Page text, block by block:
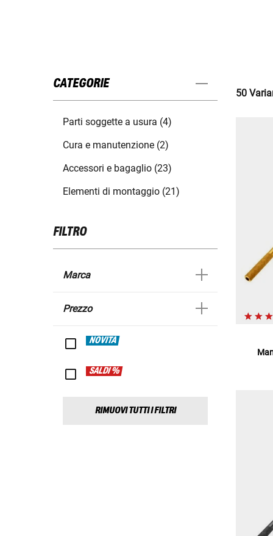
CATEGORIE
Parti soggette a usura (4)
Cura e manutenzione (2)
Accessori e bagaglio (23)
Elementi di montaggio (21)
FILTRO
Marca
Prezzo
NOVITÀ
SALDI %
RIMUOVI TUTTI I FILTRI
50